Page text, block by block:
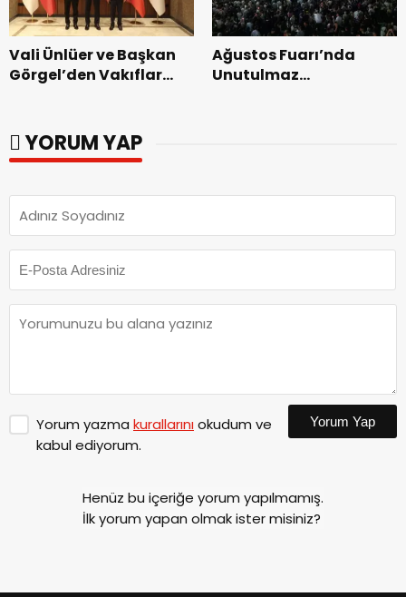
Vali Ünlüer ve Başkan
Görgel’den Vakıflar
Ağustos Fuarı’nda
Unutulmaz
YORUM YAP
Yorum yazma kurallarınıokudum ve
kabul ediyorum.
Yorum Yap
Henüz bu içeriğe yorum yapılmamış.
İlk yorum yapan olmak ister misiniz?